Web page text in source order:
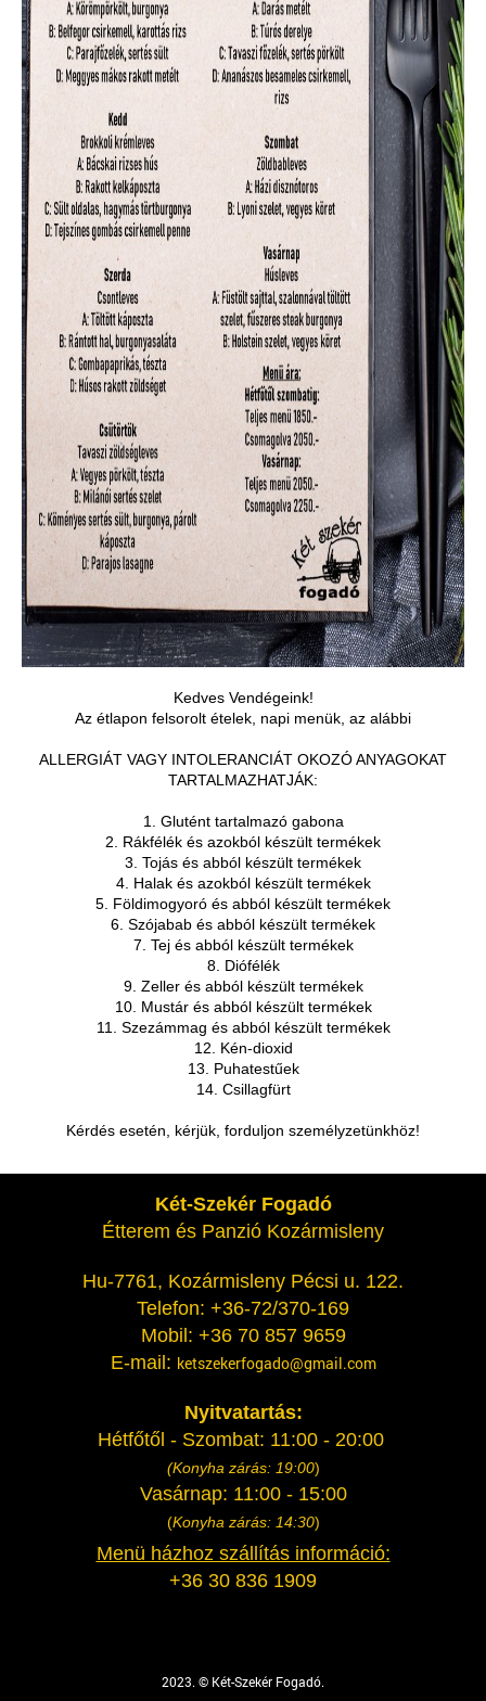
Kedves Vendégeink!
Az étlapon felsorolt ételek, napi menük, az alábbi
ALLERGIÁT VAGY INTOLERANCIÁT OKOZÓ ANYAGOKAT
TARTALMAZHATJÁK:
1. Glutént tartalmazó gabona
2. Rákfélék és azokból készült termékek
3. Tojás és abból készült termékek
4. Halak és azokból készült termékek
5. Földimogyoró és abból készült termékek
6. Szójabab és abból készült termékek
7. Tej és abból készült termékek
8. Diófélék
9. Zeller és abból készült termékek
10. Mustár és abból készült termékek
11. Szezámmag és abból készült termékek
12. Kén-dioxid
13. Puhatestűek
14. Csillagfürt
Kérdés esetén, kérjük, forduljon személyzetünkhöz!
Két-Szekér Fogadó
Étterem és Panzió Kozármisleny
Hu-7761, Kozármisleny Pécsi u. 122.
Telefon: +36-72/370-169
Mobil: +36 70 857 9659
E-mail: ketszekerfogado@gmail.com
Nyitvatartás:
Hétfőtől - Szombat: 11:00 - 20:00
(Konyha zárás: 19:00)
Vasárnap: 11:00 - 15:00
(Konyha zárás: 14:30)
Menü házhoz szállítás információ:
+36 30 836 1909
2023. © Két-Szekér Fogadó.